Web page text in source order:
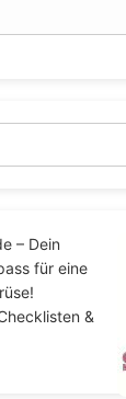
– Dein
für eine
&